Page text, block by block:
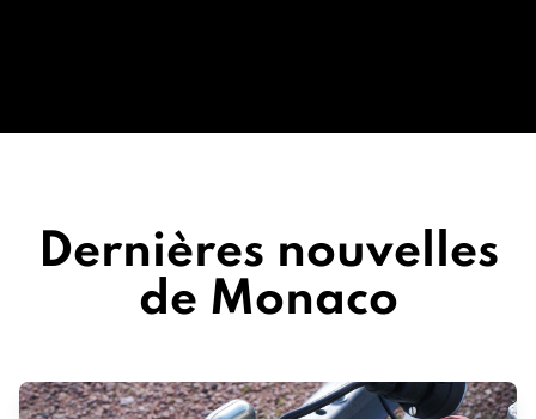
Dernières nouvelles
de Monaco